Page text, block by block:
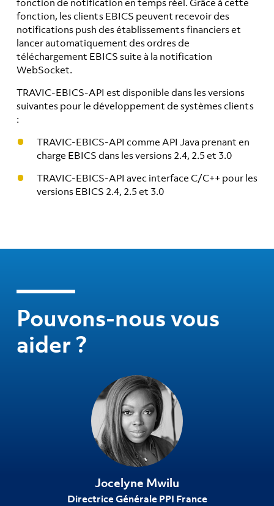
fonction de notification en temps réel. Grâce à cette
fonction, les clients EBICS peuvent recevoir des
notifications push des établissements financiers et
lancer automatiquement des ordres de
téléchargement EBICS suite à la notification
WebSocket.
TRAVIC-EBICS-API est disponible dans les versions
suivantes pour le développement de systèmes clients
:
TRAVIC-EBICS-API comme API Java prenant en
charge EBICS dans les versions 2.4, 2.5 et 3.0
TRAVIC-EBICS-API avec interface C/C++ pour les
versions EBICS 2.4, 2.5 et 3.0
Pouvons-nous vous
aider ?
Jocelyne Mwilu
Directrice Générale PPI France